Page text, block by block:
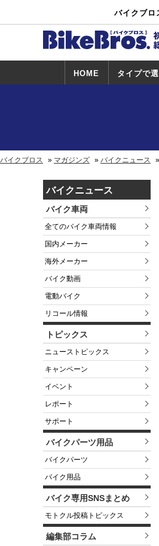
バイクブロ
HOME タイプで
バイクブロス マガジンズ バイクニュース
バイクニュース
バイク車両
全てのバイク車両情報
国内メーカー
海外メーカー
バイク動画
電動バイク
リコール情報
トピックス
ニューストピックス
キャンペーン
イベント
レポート
サポート
バイクパーツ用品
バイクパーツ
バイク用品
バイク専用SNSまとめ
モトクル投稿トピックス
編集部コラム